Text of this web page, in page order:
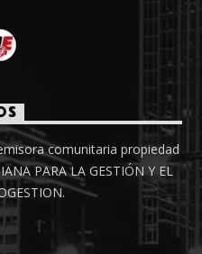
comunitaria propiedad
PARA LA GESTIÓN Y EL